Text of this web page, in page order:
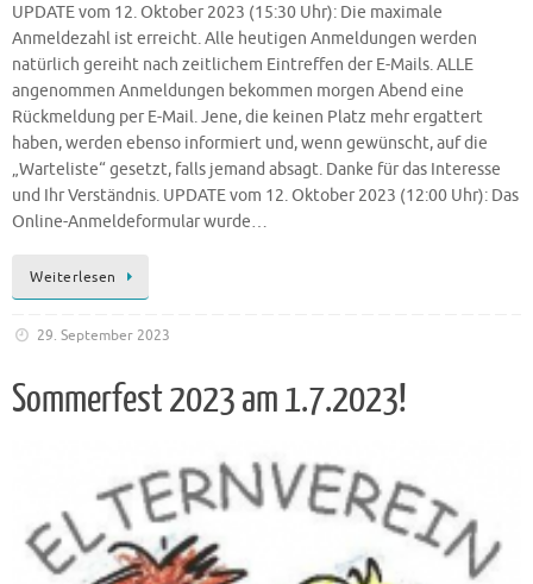
UPDATE vom 12. Oktober 2023 (15:30 Uhr): Die maximale
Anmeldezahl ist erreicht. Alle heutigen Anmeldungen werden
natürlich gereiht nach zeitlichem Eintreffen der E-Mails. ALLE
angenommen Anmeldungen bekommen morgen Abend eine
Rückmeldung per E-Mail. Jene, die keinen Platz mehr ergattert
haben, werden ebenso informiert und, wenn gewünscht, auf die
„Warteliste“ gesetzt, falls jemand absagt. Danke für das Interesse
und Ihr Verständnis. UPDATE vom 12. Oktober 2023 (12:00 Uhr): Das
Online-Anmeldeformular wurde…
Weiterlesen
29. September 2023
Sommerfest 2023 am 1.7.2023!